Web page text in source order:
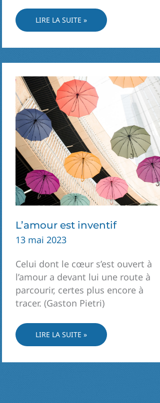
TOUT
ÊTRE
LIRE LA SUITE »
L’amour est inventif
13 mai 2023
Celui dont le cœur s’est ouvert à
l’amour a devant lui une route à
parcourir, certes plus encore à
tracer. (Gaston Pietri)
L’AMOUR
EST
INVENTIF
LIRE LA SUITE »